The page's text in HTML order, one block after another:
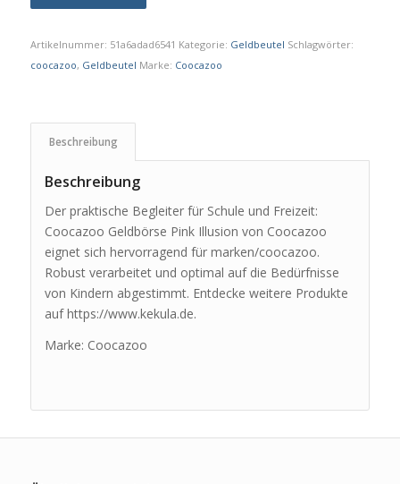
Artikelnummer: 51a6adad6541 Kategorie: Geldbeutel Schlagwörter:
coocazoo, Geldbeutel Marke: Coocazoo
Beschreibung
Beschreibung
Der praktische Begleiter für Schule und Freizeit:
Coocazoo Geldbörse Pink Illusion von Coocazoo
eignet sich hervorragend für marken/coocazoo.
Robust verarbeitet und optimal auf die Bedürfnisse
von Kindern abgestimmt. Entdecke weitere Produkte
auf https://www.kekula.de.
Marke: Coocazoo